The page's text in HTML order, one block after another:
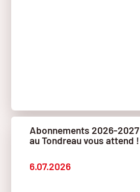
Abonnements 2026-
au Tondreau vous attend !
6.07.2026